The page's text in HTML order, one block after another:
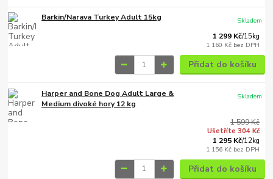
Barkin/Narava Turkey Adult 15kg
1 299 Kč/15kg
1 160 Kč bez DPH
Skladem
Přidat do košíku
Harper and Bone Dog Adult Large &
Medium divoké hory 12 kg
1 599 Kč
Ušetříte 304 Kč
1 295 Kč/12kg
1 156 Kč bez DPH
Skladem
Přidat do košíku